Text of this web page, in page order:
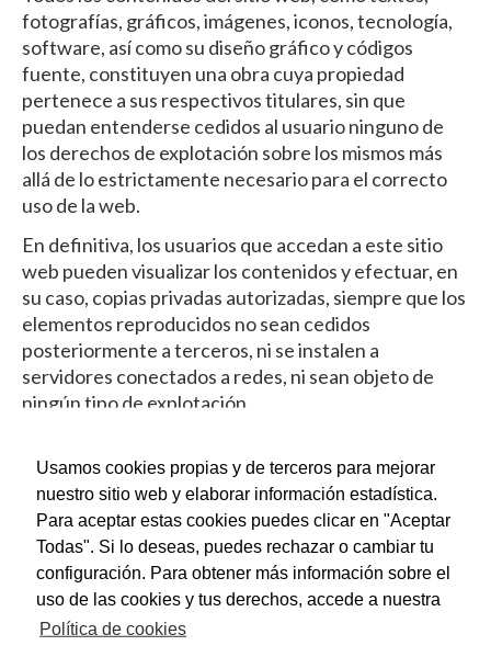
fotografías, gráficos, imágenes, iconos, tecnología,
software, así como su diseño gráfico y códigos
fuente, constituyen una obra cuya propiedad
pertenece a sus respectivos titulares, sin que
puedan entenderse cedidos al usuario ninguno de
los derechos de explotación sobre los mismos más
allá de lo estrictamente necesario para el correcto
uso de la web.
En definitiva, los usuarios que accedan a este sitio
web pueden visualizar los contenidos y efectuar, en
su caso, copias privadas autorizadas, siempre que los
elementos reproducidos no sean cedidos
posteriormente a terceros, ni se instalen a
servidores conectados a redes, ni sean objeto de
ningún tipo de explotación.
signos distintivos de cualquier clase que aparecen
en el sitio web son propiedad de sus respectivos
dueños, sin que pueda entenderse que el uso o
acceso al mismo atribuya al usuario derecho alguno
sobre los mismos.
La distribución, modificación, cesión o comunicación
pública de los contenidos y cualquier otro acto que
Usamos cookies propias y de terceros para mejorar
nuestro sitio web y elaborar información estadística.
Para aceptar estas cookies puedes clicar en "Aceptar
Todas". Si lo deseas, puedes rechazar o cambiar tu
configuración. Para obtener más información sobre el
uso de las cookies y tus derechos, accede a nuestra
Política de cookies